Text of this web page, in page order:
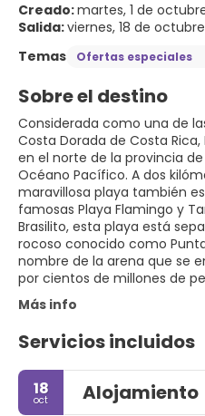
Creado:martes, 1 de
Salida:viernes, 18 de
Temas
Ofertas especiales
Sobre el destino
Considerada como una de
Costa Dorada de Costa
en el norte de la provincia
Océano Pacífico. A dos
maravillosa playa también
famosas Playa Flamingo y
Brasilito, esta playa está
rocoso conocido como
nombre de la arena que se
por cientos de millones de
Más info
Servicios incluidos
18
oct Alojamiento